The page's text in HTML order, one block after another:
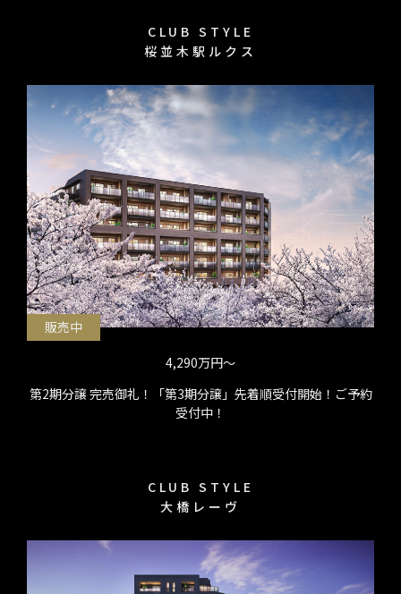
CLUB STYLE
桜並木駅ルクス
販売中
4,290万円〜
第2期分譲 完売御礼！「第3期分譲」先着順受付開始！ご予約
受付中！
CLUB STYLE
大橋レーヴ